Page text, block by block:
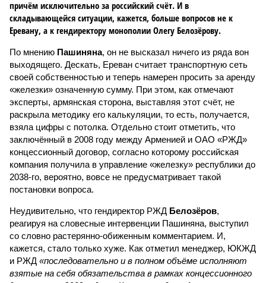
причём исключительно за российский счёт. И в
складывающейся ситуации, кажется, больше вопросов не к
Еревану, а к гендиректору монополии Олегу Белозёрову.
По мнению Пашиняна, он не высказал ничего из ряда вон
выходящего. Дескать, Ереван считает транспортную сеть
своей собственностью и теперь намерен просить за аренду
«железки» означенную сумму. При этом, как отмечают
эксперты, армянская сторона, выставляя этот счёт, не
раскрыла методику его калькуляции, то есть, получается,
взяла цифры с потолка. Отдельно стоит отметить, что
заключённый в 2008 году между Арменией и ОАО «РЖД»
концессионный договор, согласно которому российская
компания получила в управление «железку» республики до
2038-го, вероятно, вовсе не предусматривает такой
постановки вопроса.
Неудивительно, что гендиректор РЖД Белозёров,
реагируя на словесные интервенции Пашиняна, выступил
со словно растерянно-обиженным комментарием. И,
кажется, стало только хуже. Как отметил менеджер, ЮКЖД
и РЖД «последовательно и в полном объёме исполняют
взятые на себя обязательства в рамках концессионного